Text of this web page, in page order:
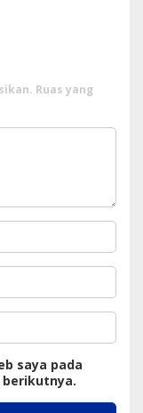
Ruas yang
saya pada